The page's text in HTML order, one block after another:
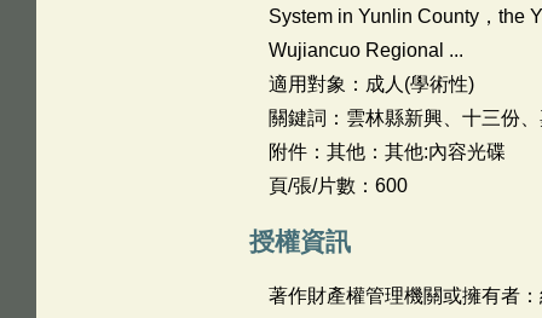
System in Yunlin County，the
Wujiancuo Regional ...
適用對象：成人(學術性)
關鍵詞：雲林縣新興、十三份
附件：其他：其他:內容光碟
頁/張/片數：600
授權資訊
著作財產權管理機關或擁有者